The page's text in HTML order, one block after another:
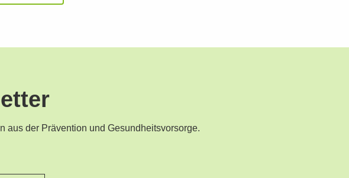
aus der Prävention und Gesundheitsvorsorge.